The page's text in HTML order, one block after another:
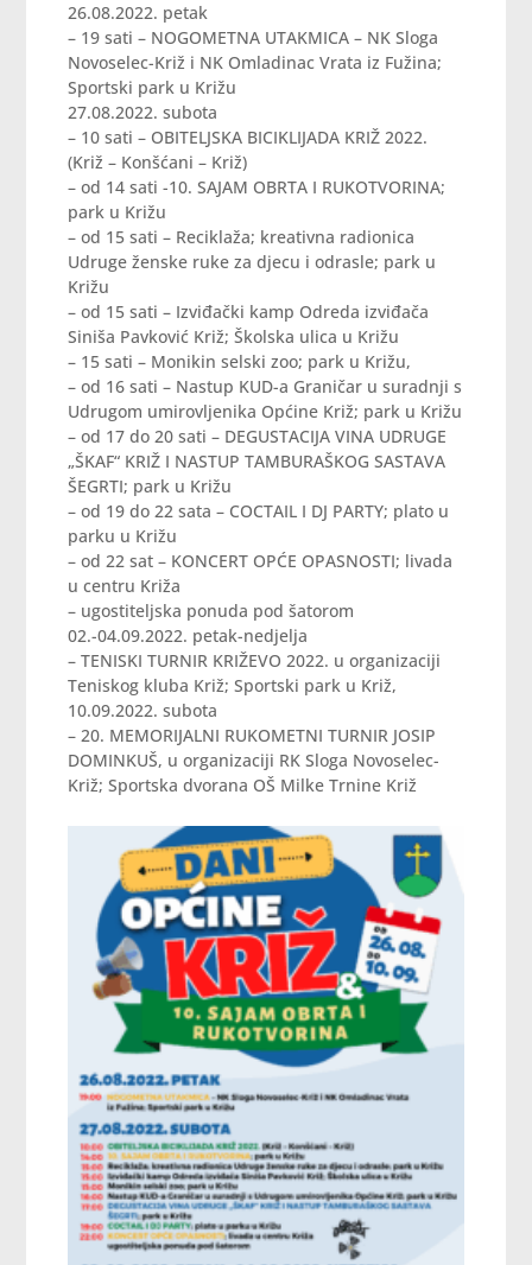
26.08.2022. petak
– 19 sati – NOGOMETNA UTAKMICA – NK Sloga
Novoselec-Križ i NK Omladinac Vrata iz Fužina;
Sportski park u Križu
27.08.2022. subota
– 10 sati – OBITELJSKA BICIKLIJADA KRIŽ 2022.
(Križ – Konšćani – Križ)
– od 14 sati -10. SAJAM OBRTA I RUKOTVORINA;
park u Križu
– od 15 sati – Reciklaža; kreativna radionica
Udruge ženske ruke za djecu i odrasle; park u
Križu
– od 15 sati – Izviđački kamp Odreda izviđača
Siniša Pavković Križ; Školska ulica u Križu
– 15 sati – Monikin selski zoo; park u Križu,
– od 16 sati – Nastup KUD-a Graničar u suradnji s
Udrugom umirovljenika Općine Križ; park u Križu
– od 17 do 20 sati – DEGUSTACIJA VINA UDRUGE
„ŠKAF“ KRIŽ I NASTUP TAMBURAŠKOG SASTAVA
ŠEGRTI; park u Križu
– od 19 do 22 sata – COCTAIL I DJ PARTY; plato u
parku u Križu
– od 22 sat – KONCERT OPĆE OPASNOSTI; livada
u centru Križa
– ugostiteljska ponuda pod šatorom
02.-04.09.2022. petak-nedjelja
– TENISKI TURNIR KRIŽEVO 2022. u organizaciji
Teniskog kluba Križ; Sportski park u Križ,
10.09.2022. subota
– 20. MEMORIJALNI RUKOMETNI TURNIR JOSIP
DOMINKUŠ, u organizaciji RK Sloga Novoselec-
Križ; Sportska dvorana OŠ Milke Trnine Križ